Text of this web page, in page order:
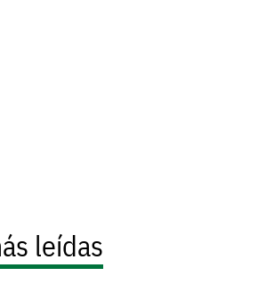
leídas